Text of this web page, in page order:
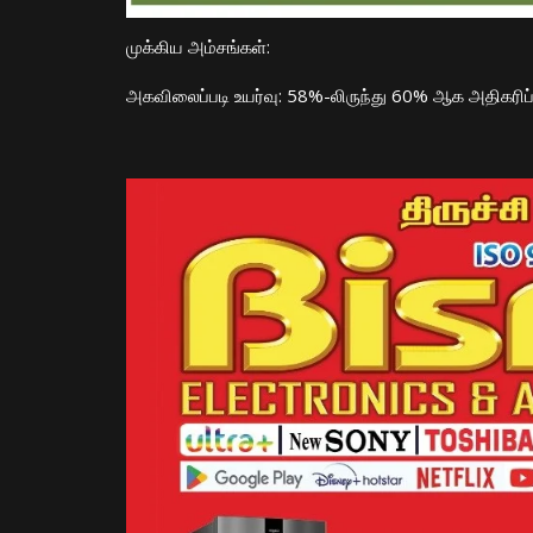
​முக்கிய அம்சங்கள்:
​அகவிலைப்படி உயர்வு: 58%-லிருந்து 60% ஆக